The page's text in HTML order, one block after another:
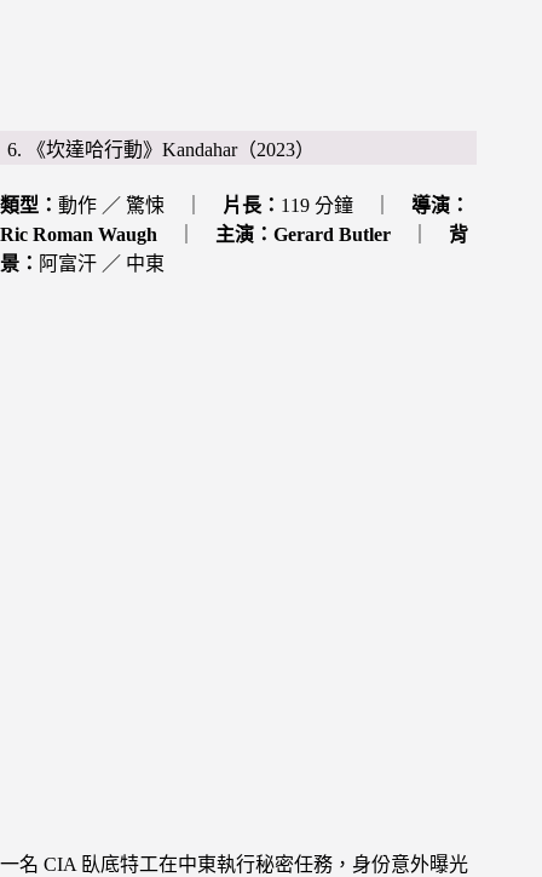
6. 《坎達哈行動》Kandahar（2023）
類型： 動作 ／ 驚悚 ｜ 片長： 119 分鐘 ｜ 導演：
Ric Roman Waugh
主演： Gerard Butler
背
景： 阿富汗 ／ 中東
一名 CIA 臥底特工在中東執行秘密任務，身份意外曝光